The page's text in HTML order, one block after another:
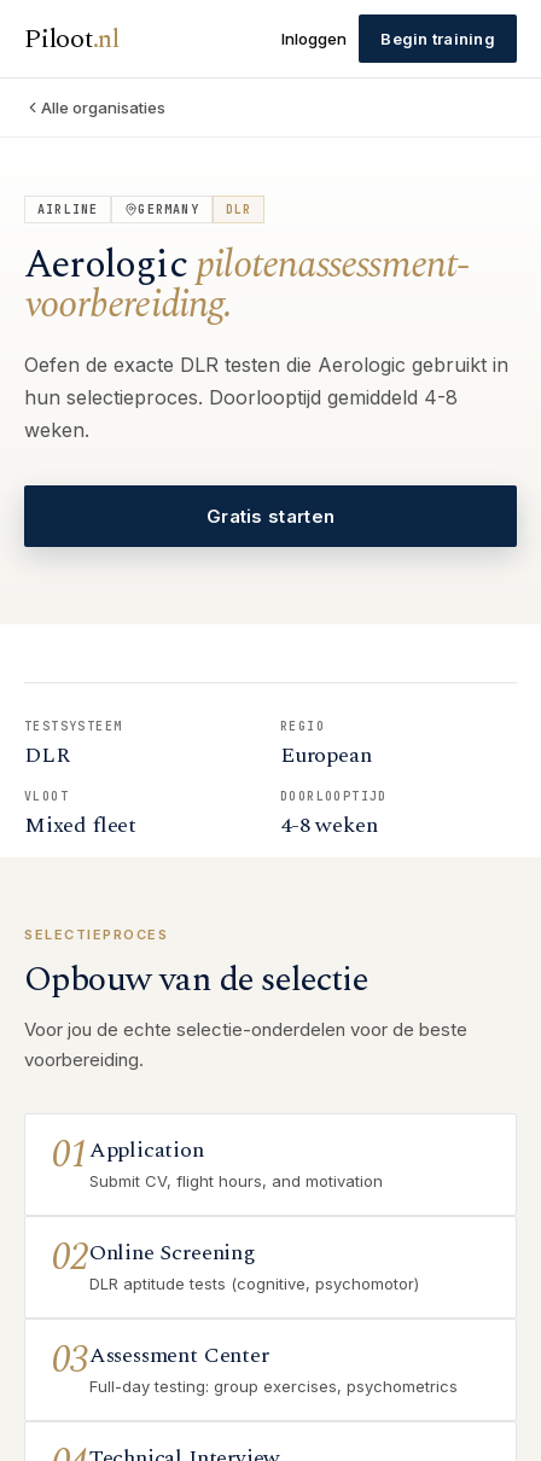
Piloot.nl Inloggen Begin training
Alle organisaties
AIRLINE GERMANY DLR
Aerologicpilotenassessment-
voorbereiding.
Oefen de exacte DLR testen die Aerologic gebruikt in
hun selectieproces. Doorlooptijd gemiddeld 4-8
weken.
Gratis starten
TESTSYSTEEM
DLR
REGIO
European
VLOOT
Mixed fleet
DOORLOOPTIJD
4-8 weken
SELECTIEPROCES
Opbouw van de selectie
Voor jou de echte selectie-onderdelen voor de beste
voorbereiding.
01Application
Submit CV, flight hours, and motivation
02Online Screening
DLR aptitude tests (cognitive, psychomotor)
03Assessment Center
Full-day testing: group exercises, psychometrics